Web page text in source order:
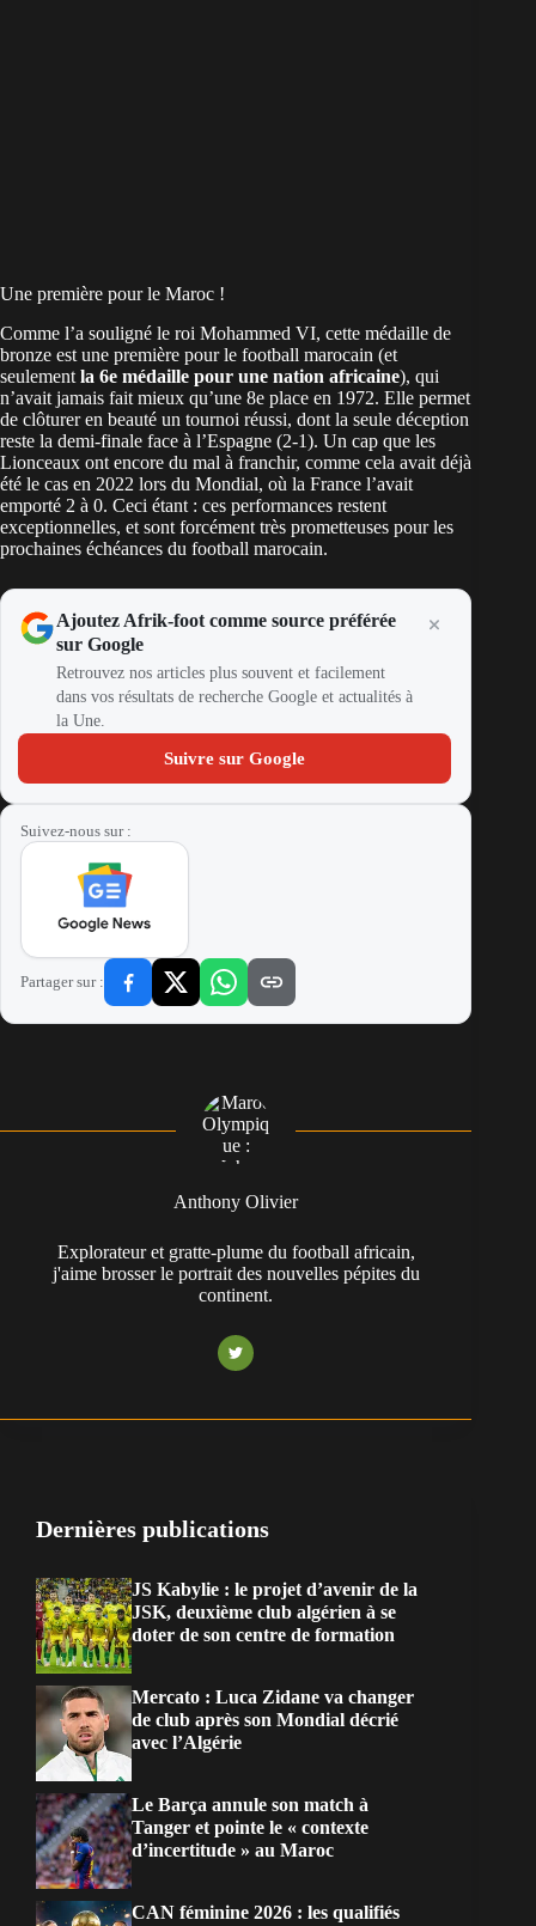
Une première pour le Maroc !
Comme l’a souligné le roi Mohammed VI, cette médaille de
bronze est une première pour le football marocain (et
seulement la 6e médaille pour une nation africaine), qui
n’avait jamais fait mieux qu’une 8e place en 1972. Elle permet
de clôturer en beauté un tournoi réussi, dont la seule déception
reste la demi-finale face à l’Espagne (2-1). Un cap que les
Lionceaux ont encore du mal à franchir, comme cela avait déjà
été le cas en 2022 lors du Mondial, où la France l’avait
emporté 2 à 0. Ceci étant : ces performances restent
exceptionnelles, et sont forcément très prometteuses pour les
prochaines échéances du football marocain.
Ajoutez Afrik-foot comme source préférée
sur Google
Retrouvez nos articles plus souvent et facilement
dans vos résultats de recherche Google et actualités à
la Une.
Suivre sur Google
Suivez-nous sur :
Partager sur :
Anthony Olivier
Explorateur et gratte-plume du football africain,
j'aime brosser le portrait des nouvelles pépites du
continent.
Dernières publications
JS Kabylie : le projet d’avenir de la
JSK, deuxième club algérien à se
doter de son centre de formation
Mercato : Luca Zidane va changer
de club après son Mondial décrié
avec l’Algérie
Le Barça annule son match à
Tanger et pointe le « contexte
d’incertitude » au Maroc
CAN féminine 2026 : les qualifiés